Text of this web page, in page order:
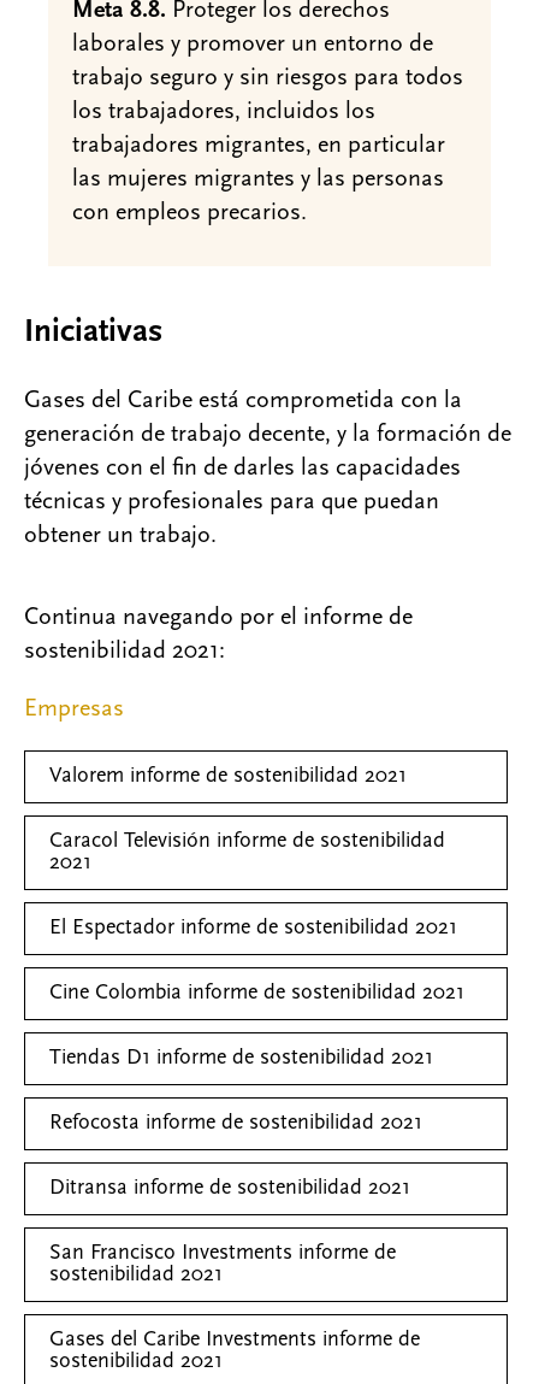
Meta 8.8. Proteger los derechos
laborales y promover un entorno de
trabajo seguro y sin riesgos para todos
los trabajadores, incluidos los
trabajadores migrantes, en particular
las mujeres migrantes y las personas
con empleos precarios.
Iniciativas
Gases del Caribe está comprometida con la
generación de trabajo decente, y la formación de
jóvenes con el fin de darles las capacidades
técnicas y profesionales para que puedan
obtener un trabajo.
Continua navegando por el informe de
sostenibilidad 2021:
Empresas
Valorem informe de sostenibilidad 2021
Caracol Televisión informe de sostenibilidad
2021
El Espectador informe de sostenibilidad 2021
Cine Colombia informe de sostenibilidad 2021
Tiendas D1 informe de sostenibilidad 2021
Refocosta informe de sostenibilidad 2021
Ditransa informe de sostenibilidad 2021
San Francisco Investments informe de
sostenibilidad 2021
Gases del Caribe Investments informe de
sostenibilidad 2021